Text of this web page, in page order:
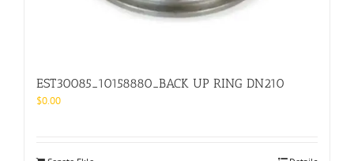
EST30085_10158880_BACK UP RING DN210
$0.00